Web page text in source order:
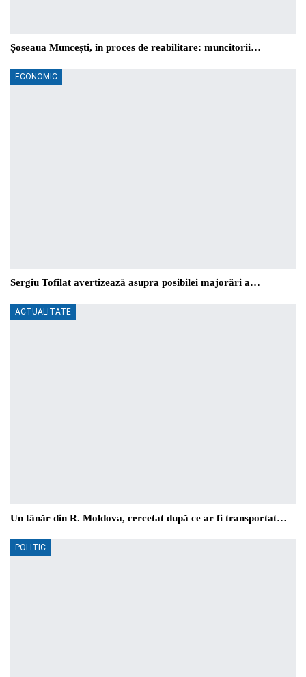
Șoseaua Muncești, în proces de reabilitare: muncitorii…
ECONOMIC
Sergiu Tofilat avertizează asupra posibilei majorări a…
ACTUALITATE
Un tânăr din R. Moldova, cercetat după ce ar fi transportat…
POLITIC